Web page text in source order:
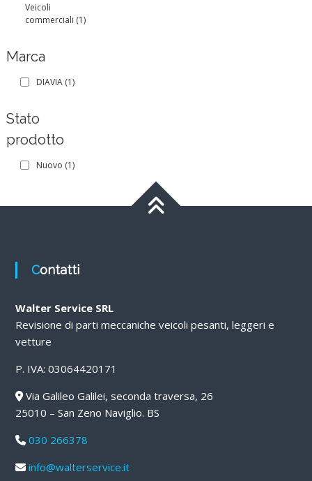
Veicoli
commerciali (1)
Marca
DIAVIA (1)
Stato
prodotto
Nuovo (1)
Contatti
Walter Service SRL
Revisione di parti meccaniche veicoli pesanti, leggeri e
vetture
P. IVA: 03064420171
Via Galileo Galilei, seconda traversa, 26
25010 – San Zeno Naviglio. BS
030 266378
info@walterservice.it